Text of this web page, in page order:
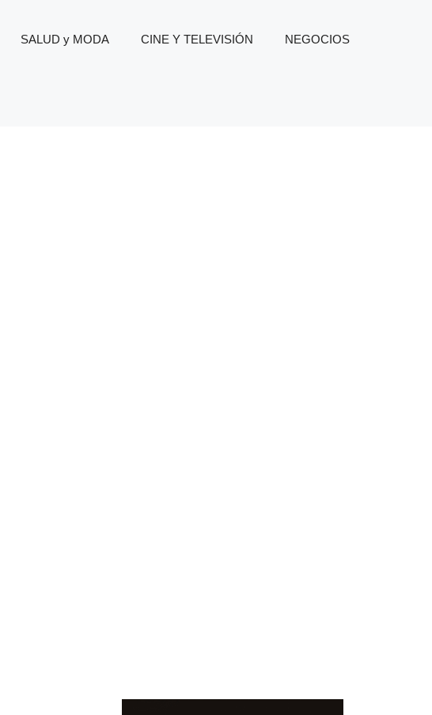
SALUD y MODA CINE Y TELEVISIÓN NEGOCIOS